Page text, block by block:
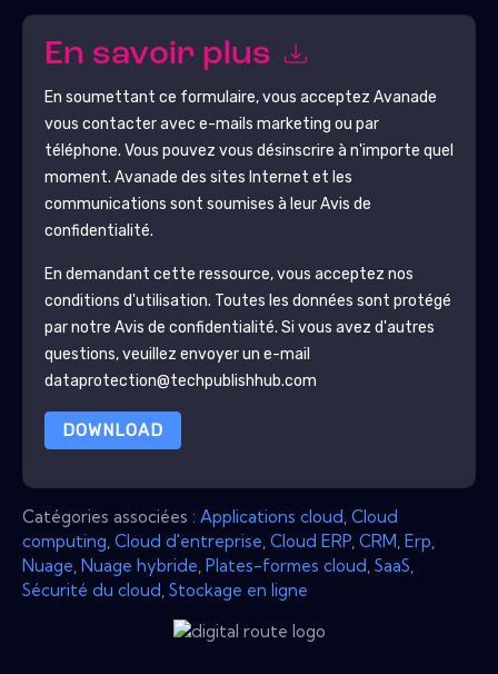
En savoir plus
En soumettant ce formulaire, vous acceptez Avanade
vous contacter avec e-mails marketing ou par
téléphone. Vous pouvez vous désinscrire à n'importe quel
moment. Avanade des sites Internet et les
communications sont soumises à leur Avis de
confidentialité.
En demandant cette ressource, vous acceptez nos
conditions d'utilisation. Toutes les données sont protégé
par notre Avis de confidentialité. Si vous avez d'autres
questions, veuillez envoyer un e-mail
dataprotection@techpublishhub.com
DOWNLOAD
Catégories associées : Applications cloud Cloud
computing Cloud d'entreprise Cloud ERP CRM Erp
Nuage Nuage hybride Plates-formes cloud SaaS
Sécurité du cloud Stockage en ligne